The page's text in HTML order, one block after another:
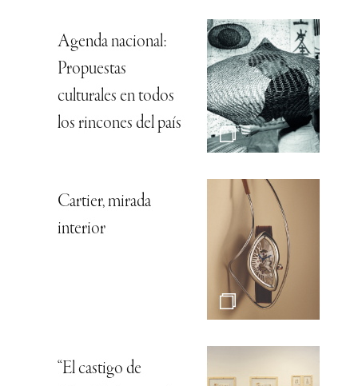
Agenda nacional:
Propuestas
culturales en todos
los rincones del país
Cartier, mirada
interior
“El castigo de